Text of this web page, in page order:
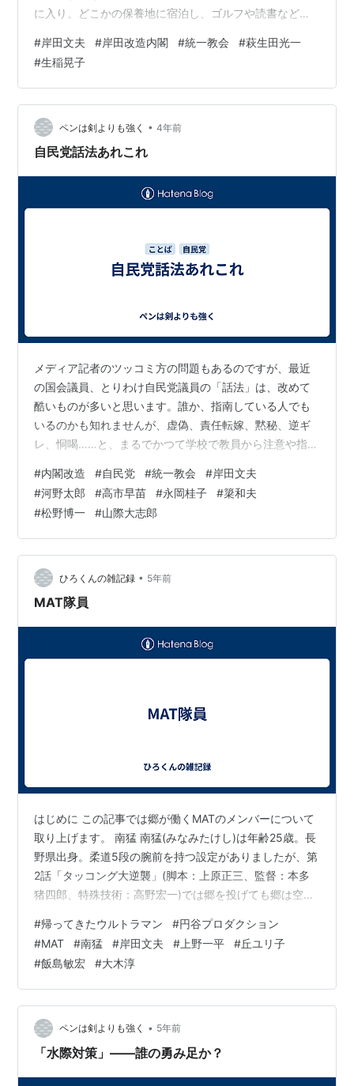
に入り、どこかの保養地に宿泊し、ゴルフや読書などを
首相、就任後初のゴルフで英気養う 17日から家族と静養
| 毎日新聞 今日、菩提寺で父親の施餓鬼供養というのが
あって、合間に甥っ子と話をしていたら、曰く、「岸田
さんが内閣改造を9月から8月（10日）にしたせいで、お
盆休みを取れなくなった人がたくさんいる」とのこと。
甥っ子は霞ヶ関の勤め人で…
#岸田文夫 #岸田改造内閣 #統一教会 #萩生田光一
#生稲晃子
ペンは剣よりも強く • 4年前
自民党話法あれこれ
メディア記者のツッコミ方の問題もあるのですが、最近
の国会議員、とりわけ自民党議員の「話法」は、改めて
酷いものが多いと思います。誰か、指南している人でも
いるのかも知れませんが、虚偽、責任転嫁、黙秘、逆ギ
レ、恫喝……と、まるでかつて学校で教員から注意や指導
「言い逃れ」術を、大のおとなが堂々と実演しているか
のようです。それでも、小生の知る限り、子どもたちの
大半は、最終的には、自分がやりました、自分が悪かっ
たです、と認めるのですが、この「おとな」たちには、
そういうことがほぼありません。たまに「謝る」ふりを
することもありますが、それとて「国民に誤解を招い…
#内閣改造 #自民党 #統一教会 #岸田文夫
#河野太郎 #高市早苗 #永岡桂子 #簗和夫
#松野博一 #山際大志郎
ひろくんの雑記録 • 5年前
MAT隊員
はじめに この記事では郷が働くMATのメンバーについて
取り上げます。 南猛 南猛(みなみたけし)は年齢25歳。長
野県出身。柔道5段の腕前を持つ設定がありましたが、第
2話「タッコング大逆襲」(脚本：上原正三、監督：本多
猪四郎、特殊技術：高野宏一)では郷を投げても郷は空中
前が受け止めてくれなかったら、首の骨を折るところだ
ったよ。」 という技を受けて驚嘆します。これと前後し
て郷の慢心が生まれてしまいます。タッコングを郷が独
断専行で攻撃してタッコングを手負のまま逃してしま
い、マットサブ2号機に乗っていた岸田に責められますが
南「1号の艇長は俺だ。俺が…
#帰ってきたウルトラマン #円谷プロダクション
#MAT #南猛 #岸田文夫 # 上野一平 #丘ユリ子
#飯島敏宏 #大木淳
ペンは剣よりも強く • 5年前
「水際対策」――誰の勇み足か？